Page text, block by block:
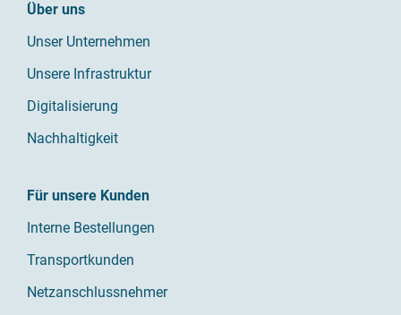
Über uns
Unser Unternehmen
Unsere Infrastruktur
Digitalisierung
Nachhaltigkeit
Für unsere Kunden
Interne Bestellungen
Transportkunden
Netzanschlussnehmer